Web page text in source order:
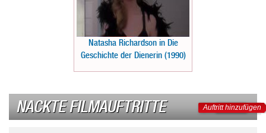
Natasha Richardson in Die
Geschichte der Dienerin (1990)
NACKTE FILMAUFTRITTE Auftritt hinzufügen